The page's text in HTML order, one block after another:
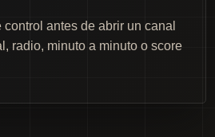
antes de abrir un canal
radio, minuto a minuto o score